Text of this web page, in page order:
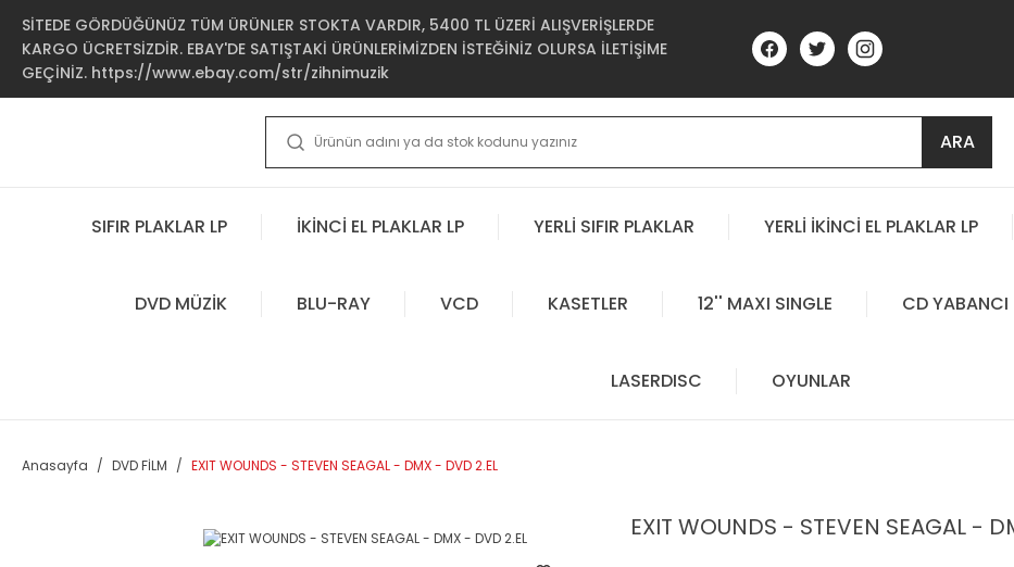
SİTEDE GÖRDÜĞÜNÜZ TÜM ÜRÜNLER STOKTA VARDIR, 5400 TL ÜZERİ ALIŞVERİŞLERDE
KARGO ÜCRETSİZDİR. EBAY'DE SATIŞTAKİ ÜRÜNLERİMİZDEN İSTEĞİNİZ OLURSA İLETİŞİME
GEÇİNİZ. https://www.ebay.com/str/zihnimuzik
ARA
SIFIR PLAKLAR LP İKİNCİ EL PLAKLAR LP YERLİ SIFIR PLAKLAR YERLİ İKİNCİ EL PLAKLAR LP
DVD MÜZİK BLU-RAY VCD KASETLER 12'' MAXI SINGLE CD YABANCI
LASERDISC OYUNLAR
Anasayfa DVD FİLM EXIT WOUNDS - STEVEN SEAGAL - DMX - DVD 2.EL
EXIT WOUNDS - STEVEN SEAGAL -